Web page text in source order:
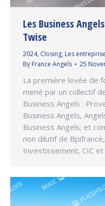
Les Business
Twise
2024, Closing, Les
By France Angels 25
La première levée de
mené par un collectif
Business Angels :
Business Angels,
Business Angels; et
non dilutif de
Investissement, CIC et